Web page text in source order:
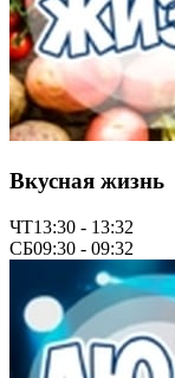
Вкусная жизнь
ЧТ13:30 - 13:32
СБ09:30 - 09:32